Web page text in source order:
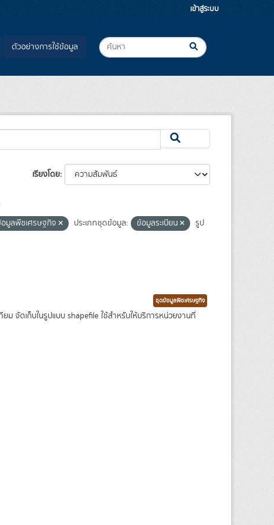
เข้าสู่ระบบ
ตัวอย่างการใช้ข้อมูล
เรียงโดย
มูลพืชเศรษฐกิจ ประเภทชุดข้อมูล: ข้อมูลระเบียน
รูป
ชุดข้อมูลพืชเศรษฐกิจ
จัดเก็บในรูปแบบ shapefile ใช้สำหรับให้บริการหน่วยงานที่